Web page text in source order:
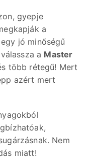
gyepje
a
jó minőségű
a Master
több rétegű! Mert
azért mert
Nem
miatt!